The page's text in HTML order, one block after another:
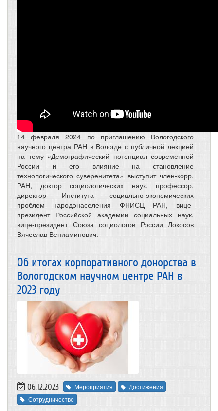
14 февраля 2024 по приглашению Вологодского
научного центра РАН в Вологде с публичной лекцией
на тему «Демографический потенциал современной
России и его влияние на становление
технологического суверенитета» выступит член-корр.
РАН, доктор социологических наук, профессор,
директор Института социально-экономических
проблем народонаселения ФНИСЦ РАН, вице-
президент Российской академии социальных наук,
вице-президент Союза социологов России Локосов
Вячеслав Вениаминович.
Об итогах корпоративного донорства в
Вологодском научном центре РАН в
2023 году
06.12.2023 Мероприятия
Достижения
Сотрудничество